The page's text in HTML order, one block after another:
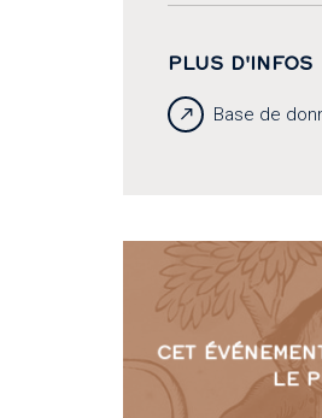
PLUS D'INFOS
Base de
CET
LE